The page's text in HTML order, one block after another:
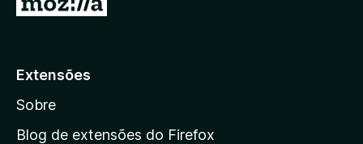
a
a
a
Extensões
Sobre
Blog de extensões do Firefox